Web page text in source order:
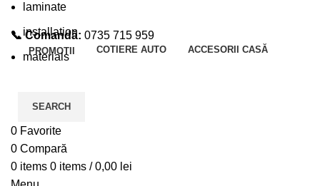
📞 Comandă: 0735 715 959
PROMOTII COTIERE AUTO ACCESORII CASĂ
SEARCH
0 Favorite
0 Compară
0 items 0 items / 0,00 lei
laminate
installation
materials